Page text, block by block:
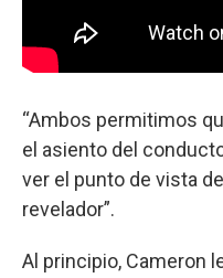
“Ambos permitimos
el asiento del
ver el punto de vista
revelador”.
Al principio, Cameron